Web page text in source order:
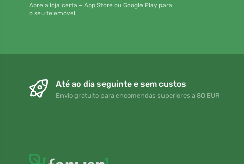
Abre a loja certa – App Store ou Google Play para
o seu telemóvel.
Até ao dia seguinte e sem custos
Envio gratuito para encomendas superiores a 80 EUR